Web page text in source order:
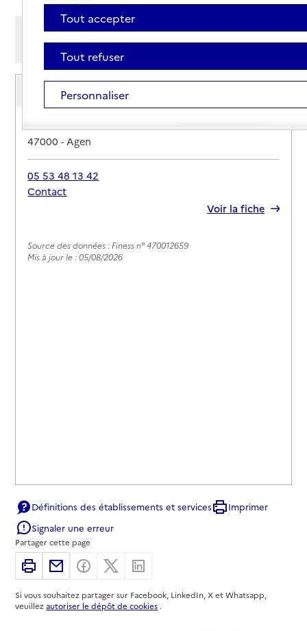
Afficher les résultats par:
Service de soins infirmiers à domicile
SSIAD - Mutualité française de Lot et Garonne
47000-Agen
05 53 48 13 42
Contact
Voir la fiche
Source des données : Finess n° 470012659
Mis à jour le : 05/08/2026
Définitions des établissements et services
Imprimer
Signaler une erreur
Partager cette page
ImprimerPartager par email
Partager sur Facebook
Partager sur X
Si vous souhaitez partager sur Facebook, LinkedIn, X et Whatsapp,
veuillezautoriser le dépôt de cookies .
Tout accepter
Tout refuser
Personnaliser